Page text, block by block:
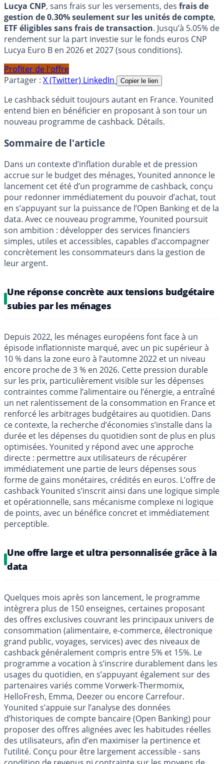
Lucya CNP, sans frais sur les versements, des frais de
gestion de 0.30% seulement sur les unités de compte,
ETF éligibles sans frais de transaction. Jusqu’à 5.05% de
rendement sur la part investie sur le fonds euros CNP
Lucya Euro B en 2026 et 2027 (sous conditions).
Profiter de l'offre
Partager : X (Twitter) LinkedIn Copier le lien
Le cashback séduit toujours autant en France. Younited
entend bien en bénéficier en proposant à son tour un
nouveau programme de cashback. Détails.
Sommaire de l'article
Dans un contexte d’inflation durable et de pression
accrue sur le budget des ménages, Younited annonce le
lancement cet été d’un programme de cashback, conçu
pour redonner immédiatement du pouvoir d’achat, tout
en s’appuyant sur la puissance de l’Open Banking et de la
data. Avec ce nouveau programme, Younited poursuit
son ambition : développer des services financiers
simples, utiles et accessibles, capables d’accompagner
concrètement les consommateurs dans la gestion de
leur argent.
Une réponse concrète aux tensions budgétaire
subies par les ménages
Depuis 2022, les ménages européens font face à un
épisode inflationniste marqué, avec un pic supérieur à
10 % dans la zone euro à l’automne 2022 et un niveau
encore proche de 3 % en 2026. Cette pression durable
sur les prix, particulièrement visible sur les dépenses
contraintes comme l’alimentaire ou l’énergie, a entraîné
un net ralentissement de la consommation en France et
renforcé les arbitrages budgétaires au quotidien. Dans
ce contexte, la recherche d’économies s’installe dans la
durée et les dépenses du quotidien sont de plus en plus
optimisées. Younited y répond avec une approche
directe : permettre aux utilisateurs de récupérer
immédiatement une partie de leurs dépenses sous
forme de gains monétaires, crédités en euros. L’offre de
cashback Younited s’inscrit ainsi dans une logique simple
et opérationnelle, sans mécanisme complexe ni logique
de points, avec un bénéfice concret et immédiatement
perceptible.
Une offre large et ultra personnalisée grâce à la
data
Quelques mois après son lancement, le programme
intègrera plus de 150 enseignes, certaines proposant
des offres exclusives couvrant les principaux univers de
consommation (alimentaire, e-commerce, électronique
grand public, voyages, services) avec des niveaux de
cashback généralement compris entre 5% et 15%. Le
programme a vocation à s’inscrire durablement dans les
usages du quotidien, en s’appuyant également sur des
partenaires variés comme Vorwerk-Thermomix,
HelloFresh, Emma, Deezer ou encore Carrefour.
Younited s’appuie sur l’analyse des données
d’historiques de compte bancaire (Open Banking) pour
proposer des offres alignées avec les habitudes réelles
des utilisateurs, afin d’en maximiser la pertinence et
l’utilité. Conçu pour être largement accessible - sans